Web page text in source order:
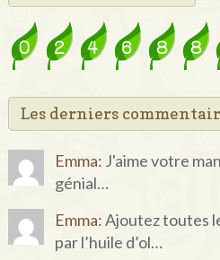
Les derniers
Emma: J'aime votre
génial…
Emma:Ajoutez toutes
par l’huile d’ol…